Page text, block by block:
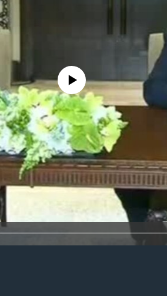
No media source currently available